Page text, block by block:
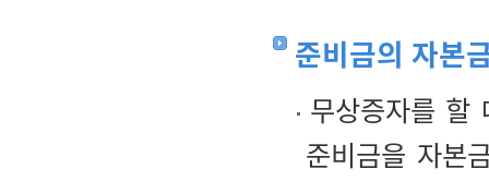
준비금의 자본
무상증자를 할
준비금을 자본